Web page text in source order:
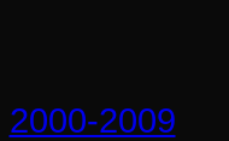
2000-2009